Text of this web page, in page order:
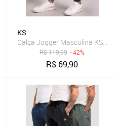
Tecido Tactel com Elastano Treino
KS
Calça Jogger Masculina KS
R$119,99 - 42%
R$ 69,90